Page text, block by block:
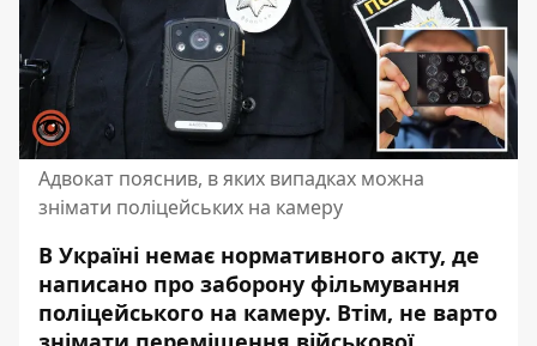
Адвокат пояснив, в яких випадках можна
знімати поліцейських на камеру
В Україні немає нормативного акту, де
написано про заборону фільмування
поліцейського на камеру. Втім, не варто